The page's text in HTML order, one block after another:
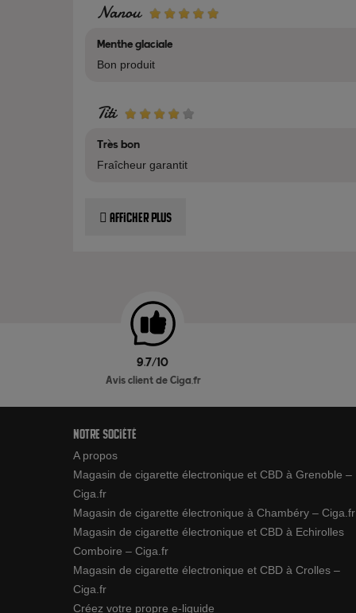
Nanou
Menthe glaciale
Bon produit
Titi
Très bon
Fraîcheur garantit
Afficher plus
9.7/10
Avis client de Ciga.fr
Notre société
A propos
Magasin de cigarette électronique et CBD à Grenoble –
Ciga.fr
Magasin de cigarette électronique à Chambéry – Ciga.fr
Magasin de cigarette électronique et CBD à Echirolles
Comboire – Ciga.fr
Magasin de cigarette électronique et CBD à Crolles –
Ciga.fr
Créez votre propre e-liquide